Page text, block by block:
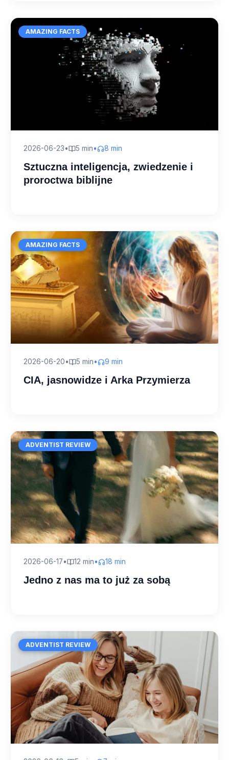
AMAZING FACTS
2026-06-23• 5 min• 8 min
Sztuczna inteligencja, zwiedzenie i
proroctwa biblijne
AMAZING FACTS
2026-06-20• 5 min• 9 min
CIA, jasnowidze i Arka Przymierza
ADVENTIST REVIEW
2026-06-17• 12 min• 18 min
Jedno z nas ma to już za sobą
ADVENTIST REVIEW